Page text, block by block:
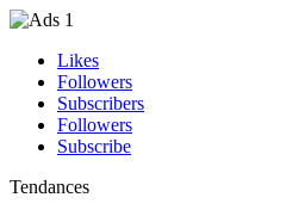
Likes
Followers
Subscribers
Followers
Subscribe
Tendances